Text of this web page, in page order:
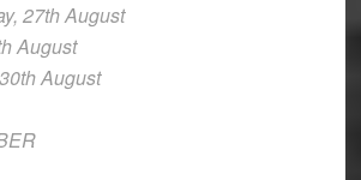
27th August
August
August